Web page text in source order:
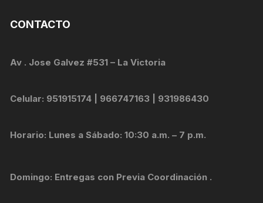
CONTACTO
Av . Jose Galvez #531 – La Victoria
Celular: 951915174 | 966747163 | 931986430
Horario: Lunes a Sábado: 10:30 a.m. – 7 p.m.
Domingo: Entregas con Previa Coordinación .